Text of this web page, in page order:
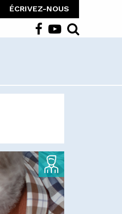
ÉCRIVEZ-NOUS